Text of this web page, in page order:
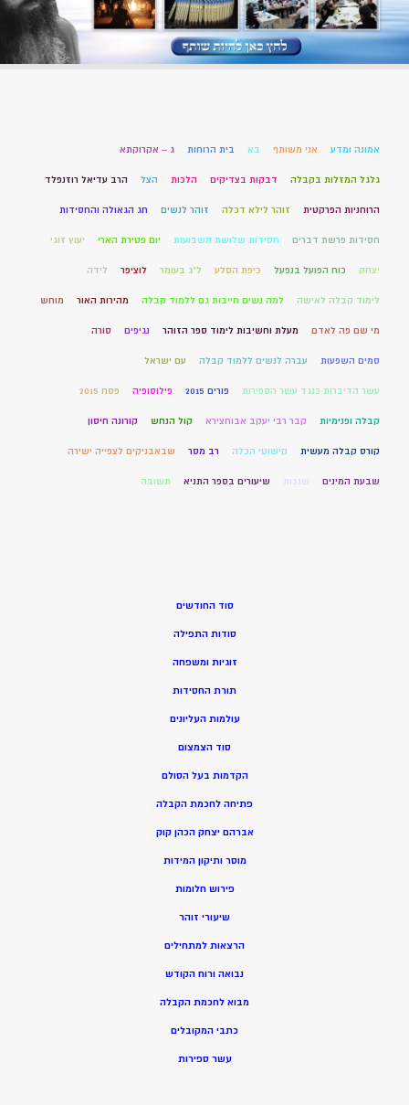
אמונה ומדע אני משותף בא בית הרוחות ג – אקרוקתא
גלגל המזלות בקבלה דבקות בצדיקים הלכות הצל הרב עדיאל רוזנפלד
הרוחניות הפרקטית זוהר לילא דכלה זוהר לנשים חג הגאולה והחסידות
חסידות פרשת דברים חסידות שלושת השבועות יום פטירת הארי יעוץ זוגי
יצחק כוח הפועל בנפעל כיפת הסלע ל"ג בעומר לוציפר לידה
לימוד קבלה לאישה למה נשים חייבות גם ללמוד קבלה מהירות האור מוחש
מי שם פה לאדם מעלת וחשיבות לימוד ספר הזוהר נגיפים סורה
סמים השפעות עברה לנשים ללמוד קבלה עם ישראל
עשר הדיברות כנגד עשר הספירות פורים 2015 פילוסופיה פסח 2015
קבלה ופנימיות קבר רבי יעקב אבוחצירא קול הנחש קורונה חיסון
קורס קבלה מעשית קישוטי הכלה רב מסר שבאבניקים לצפייה ישירה
שבעת המינים שגגות שיעורים בספר התניא תשובה
סוד החודשים
סודות התפילה
זוגיות ומשפחה
תורת החסידות
עולמות העליונים
סוד הצמצום
הקדמות בעל הסולם
פתיחה לחכמת הקבלה
אברהם יצחק הכהן קוק
מוסר ותיקון המידות
פירוש חלומות
שיעורי זוהר
הרצאות למתחילים
נבואה ורוח הקודש
מבוא לחכמת הקבלה
כתבי המקובלים
עשר ספירות